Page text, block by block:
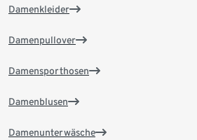
Damenkleider
Damenpullover
Damensporthosen
Damenblusen
Damenunterwäsche